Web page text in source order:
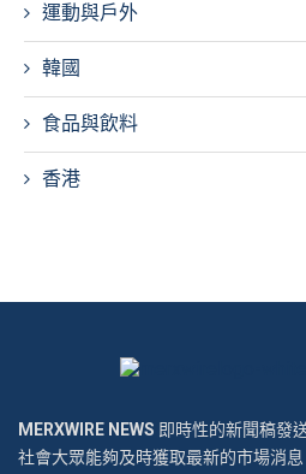
運動與戶外
韓國
食品與飲料
香港
MERXWIRE NEWS 即時性的新聞稿發
社會大眾能夠及時獲取最新的市場消